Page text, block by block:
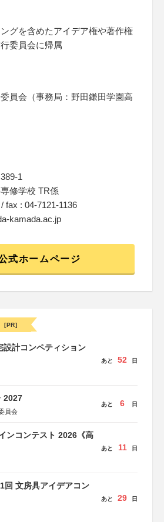
グを含めたアイデア権や著作権
委員会に帰属
員会（事務局：野田鎌田学園高
1
修学校 TR係
fax : 04-7121-1136
kamada.ac.jp
式ホームページ
[PR]
設計コンペティション
あと 52 日
2027
員会
あと 6 日
ンコンテスト 2026《高
あと 11 日
回 文房具アイデアコン
あと 29 日